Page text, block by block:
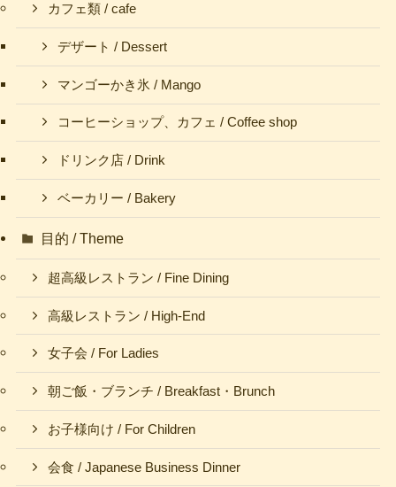
カフェ類 / cafe
デザート / Dessert
マンゴーかき氷 / Mango
コーヒーショップ、カフェ / Coffee shop
ドリンク店 / Drink
ベーカリー / Bakery
目的 / Theme
超高級レストラン / Fine Dining
高級レストラン / High-End
女子会 / For Ladies
朝ご飯・ブランチ / Breakfast・Brunch
お子様向け / For Children
会食 / Japanese Business Dinner